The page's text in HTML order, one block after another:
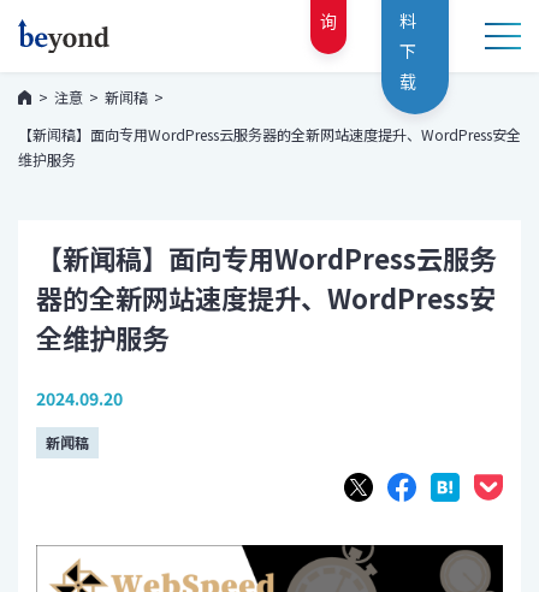
询
料
下
载
注意
新闻稿
【新闻稿】面向专用WordPress云服务器的全新网站速度提升、WordPress安全
维护服务
【新闻稿】面向专用WordPress云服务
器的全新网站速度提升、WordPress安
全维护服务
2024.09.20
新闻稿